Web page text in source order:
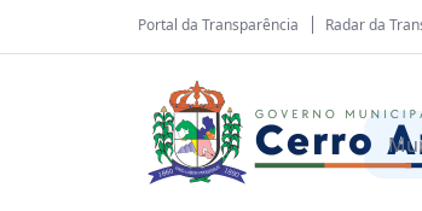
Portal da Transparência Radar da